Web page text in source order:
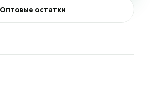
Оптовые остатки